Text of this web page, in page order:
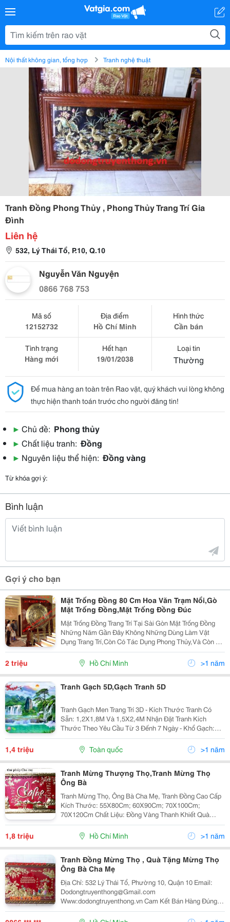
Nội thất không gian, tổng hợp Tranh nghệ thuật
Tranh Đồng Phong Thủy , Phong Thủy Trang Trí Gia
Đình
Liên hệ
532, Lý Thái Tổ, P.10, Q.10
Nguyễn Văn Nguyện
0866 768 753
Mã số
12152732
Địa điểm
Hồ Chí Minh
Hình thức
Cần bán
Tình trạng
Hàng mới
Hết hạn
19/01/2038
Loại tin
Thường
Để mua hàng an toàn trên Rao vặt, quý khách vui lòng không
thực hiện thanh toán trước cho người đăng tin!
▶ Chủ đề: Phong thủy
▶ Chất liệu tranh: Đồng
▶ Nguyên liệu thể hiện: Đồng vàng
Từ khóa gợi ý:
Bình luận
Gợi ý cho bạn
Mặt Trống Đồng 80 Cm Hoa Văn Trạm Nổi,Gò
Mặt Trống Đồng,Mặt Trống Đồng Đúc
Mặt Trống Đồng Trang Trí Tại Sài Gòn Mặt Trống Đồng
Những Năm Gần Đây Không Những Dùng Làm Vật
Dụng Trang Trí,Còn Có Tác Dụng Phong Thủy,Và Còn Có
Tác Dụng Quảng Bá Văn Hóa Việt Cho Bạn Bè Quốc Tế.
Tranh Mặt Trống Đồng Thường Được Dùng Làm Quà
2 triệu Hồ Chí Minh >1 năm
Tranh Gạch 5D,Gạch Tranh 5D
Tranh Gạch Men Trang Trí 3D - Kích Thước Tranh Có
Sẵn: 1,2X1,8M Và 1,5X2,4M Nhận Đặt Tranh Kích
Thước Theo Yêu Cầu Từ 3 Đếnh 7 Ngày - Khổ Gạch:
60X60Cm Bằng Việc Sử Dụng Công Nghệ Phủ Nano
Mới Nhất Hiện Nay Trên Thị Trường Lên Bề Mặt Tran
1,4 triệu Toàn quốc >1 năm
Tranh Mừng Thượng Thọ,Tranh Mừng Thọ
Ông Bà
Tranh Mừng Thọ, Ông Bà Cha Mẹ, Tranh Đồng Cao Cấp
Kích Thước: 55X80Cm; 60X90Cm; 70X100Cm;
70X120Cm Chất Liệu: Đồng Vàng Thanh Khiết Quà
Mừng Thọ Ông Bà,Quà Mừng Thọ Bố Mẹ &Ndash; Quà
Mừng Thọ, Thượng Thọ, Thượng Thượng Thọ, Quà
Chúc Thọ
1,8 triệu Hồ Chí Minh >1 năm
Tranh Đồng Mừng Thọ , Quà Tặng Mừng Thọ
Ông Bà Cha Mẹ
Địa Chỉ: 532 Lý Thái Tổ, Phường 10, Quận 10 Email:
Dodongtruyenthong@Gmail.com
Www:dodongtruyenthong.vn Cam Kết Bán Hàng Đúng
Giá,Đúng Chất Lượng Uy Tín Là Hàng Đầu Đt:
0984.246.198 - 0962.979.869 Tuổi Thọ Và Ý Nghĩa